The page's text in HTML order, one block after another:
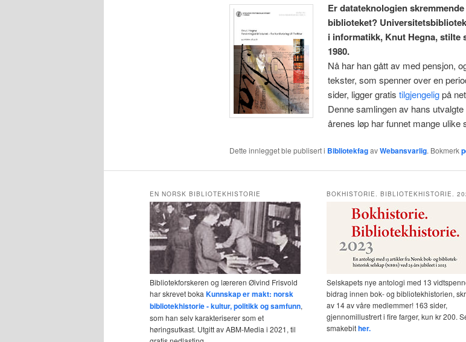
Er datateknologien
biblioteket?
i informatikk, Knut Hegna, stilte
1980.
Nå har han gått av med pensjon,
tekster, som spenner over en
sider, ligger gratistilgjengeligpå
Denne samlingen av hans
årenes løp har funnet mange ulike
Dette innlegget ble publisert i BibliotekfagavWebansvarlig. Bokmerk
EN NORSK BIBLIOTEKHISTORIE
Bibliotekforskeren og læreren Øivind Frisvold
har skrevet boka Kunnskap er makt: norsk
bibliotekhistorie - kultur, politikk og samfunn,
som han selv karakteriserer som et
høringsutkast. Utgitt av ABM-Media i 2021, til
BOKHISTORIE. BIBLIOTEKHISTORIE.
Selskapets nye antologi med 13
bidrag innen bok- og bibliotekhistorien,
av 14 av våre medlemmer! 163 sider,
gjennomillustrert i fire farger, kun kr 200.
smakebither.